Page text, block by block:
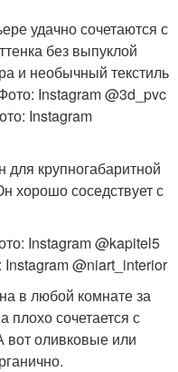
удачно сочетаются с
без выпуклой
и необычный текстиль
Instagram @3d_pvc
Instagram
крупногабаритной
хорошо соседствует с
Instagram @kapitel5
@niart_interior
в любой комнате за
плохо сочетается с
оливковые или